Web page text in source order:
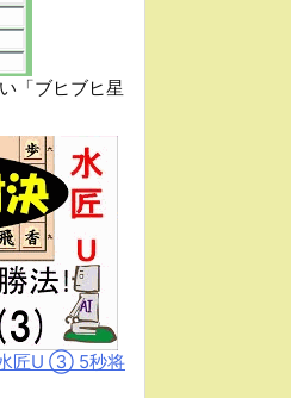
「ブヒブヒ星
匠U ③ 5秒将